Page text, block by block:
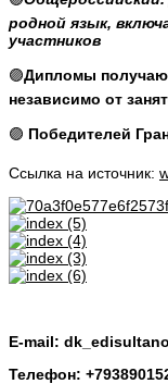
родной язык,
участников
🟣Дипломы
независимо от
🟣 Победителей
Ссылка на источник:
E-mail:
Телефон: